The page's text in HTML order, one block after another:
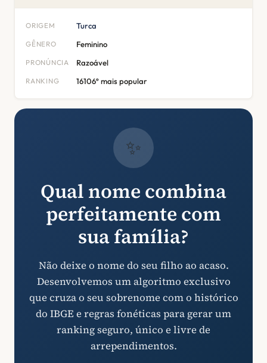
ORIGEM Turca
GÊNERO Feminino
PRONÚNCIA Razoável
RANKING 16106º mais popular
✨
Qual nome combina
perfeitamente com
sua família?
Não deixe o nome do seu filho ao acaso.
Desenvolvemos um algoritmo exclusivo
que cruza o seu sobrenome com o histórico
do IBGE e regras fonéticas para gerar um
ranking seguro, único e livre de
arrependimentos.